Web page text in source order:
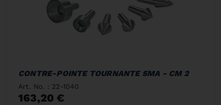
CONTRE-POINTE TOURNANTE SMA - CM 2
Art. No. : 22-1040
163,20 €